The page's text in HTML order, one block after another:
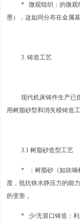
* 微观组织：的微观
墨），这如同分布在金属
3. 铸造工艺
现代机床铸件生产已
用树脂砂型和消失模铸造工
3.1 树脂砂造型工艺
* ：树脂砂（如呋喃
度，抵抗铁水静压力的能
的变形 。
* 少/无冒口铸造：利